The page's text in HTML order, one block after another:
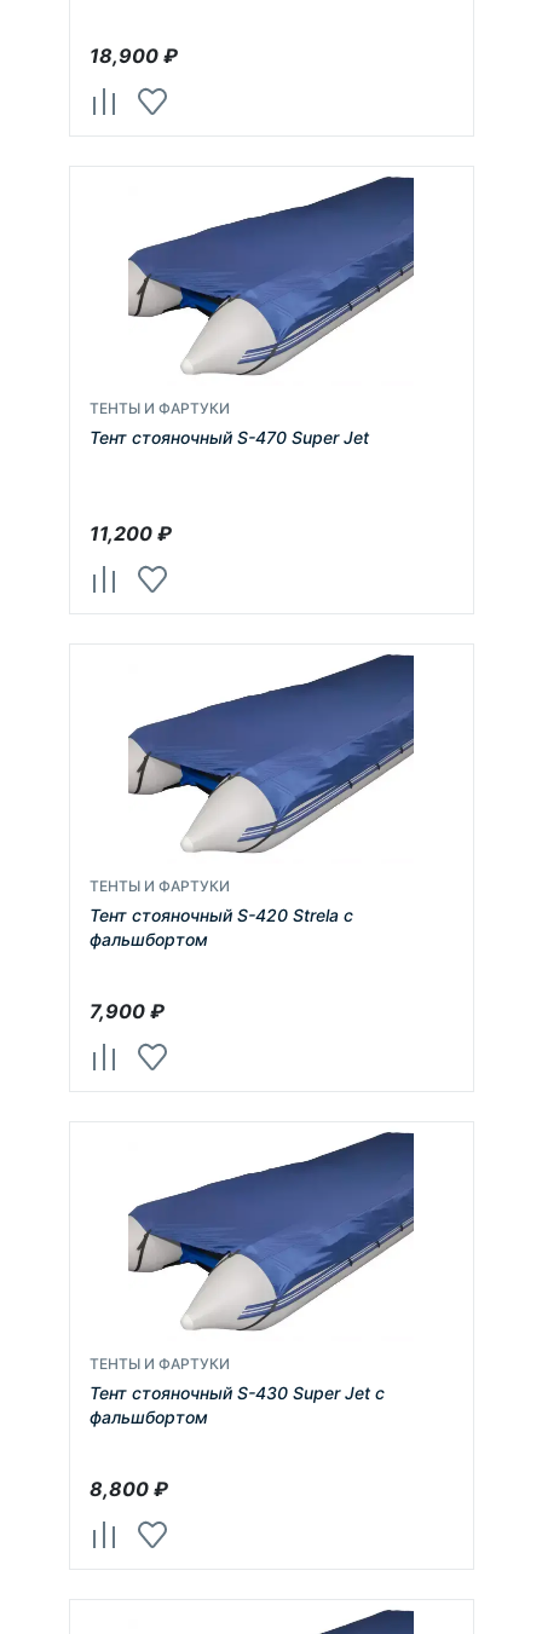
18,900₽
ТЕНТЫ И ФАРТУКИ
Тент стояночный S-470 Super Jet
11,200₽
ТЕНТЫ И ФАРТУКИ
Тент стояночный S-420 Strela с
фальшбортом
7,900₽
ТЕНТЫ И ФАРТУКИ
Тент стояночный S-430 Super Jet с
фальшбортом
8,800₽